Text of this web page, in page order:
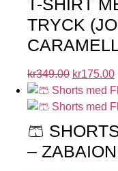
TRYCK
kr349.00 kr175.00
🩳
–